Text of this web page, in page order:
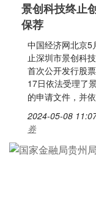
景创科技终止
保荐
中国经济网北京5
止深圳市景创科
首次公开发行股
17日依法受理了
的申请文件，并
2024-05-08
券